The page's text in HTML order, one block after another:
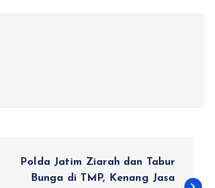
Polda Jatim Ziarah dan Tabur
Bunga di TMP, Kenang Jasa